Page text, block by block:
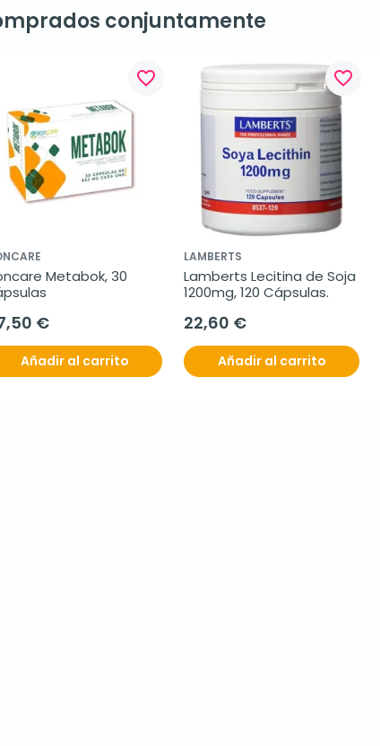
conjuntamente
favorite_border
Metabok, 30
€
Añadir al carrito
favorite_border
LAMBERTS
Lamberts Lecitina de Soja
1200mg, 120 Cápsulas.
22,60 €
Añadir al carrito